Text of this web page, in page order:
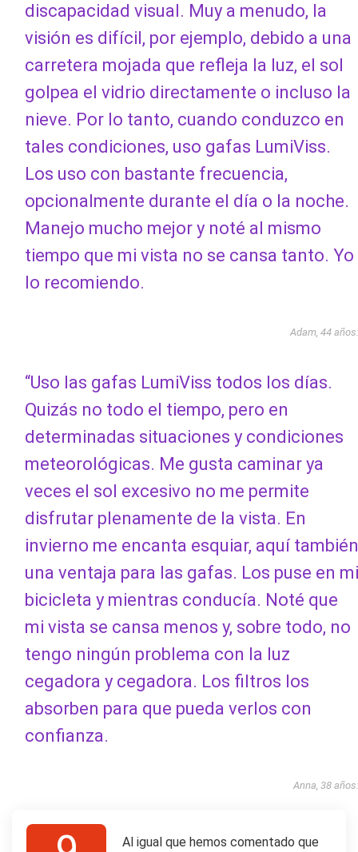
discapacidad visual. Muy a menudo, la
visión es difícil, por ejemplo, debido a una
carretera mojada que refleja la luz, el sol
golpea el vidrio directamente o incluso la
nieve. Por lo tanto, cuando conduzco en
tales condiciones, uso gafas LumiViss.
Los uso con bastante frecuencia,
opcionalmente durante el día o la noche.
Manejo mucho mejor y noté al mismo
tiempo que mi vista no se cansa tanto. Yo
lo recomiendo.
Adam, 44 años:
“Uso las gafas LumiViss todos los días.
Quizás no todo el tiempo, pero en
determinadas situaciones y condiciones
meteorológicas. Me gusta caminar ya
veces el sol excesivo no me permite
disfrutar plenamente de la vista. En
invierno me encanta esquiar, aquí también
una ventaja para las gafas. Los puse en mi
bicicleta y mientras conducía. Noté que
mi vista se cansa menos y, sobre todo, no
tengo ningún problema con la luz
cegadora y cegadora. Los filtros los
absorben para que pueda verlos con
confianza.
Anna, 38 años:
Al igual que hemos comentado que